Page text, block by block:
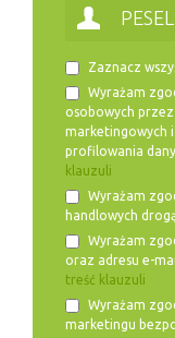
Zaznacz
Wyrażam
osobowych przez
marketingowych i
profilowania
klauzuli
Wyrażam
handlowych
Wyrażam
oraz adresu e-
treść klauzuli
Wyrażam
marketingu